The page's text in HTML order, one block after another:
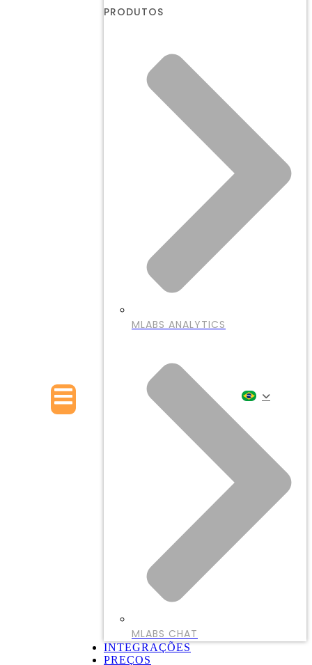
PRODUTOS
MLABS ANALYTICS
MLABS CHAT
INTEGRAÇÕES
PREÇOS